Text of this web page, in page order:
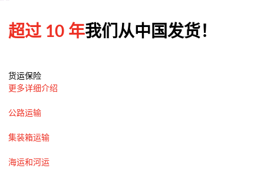
超过 10 年我们从中国发货！
货运保险
更多详细介绍
公路运输
集装箱运输
海运和河运